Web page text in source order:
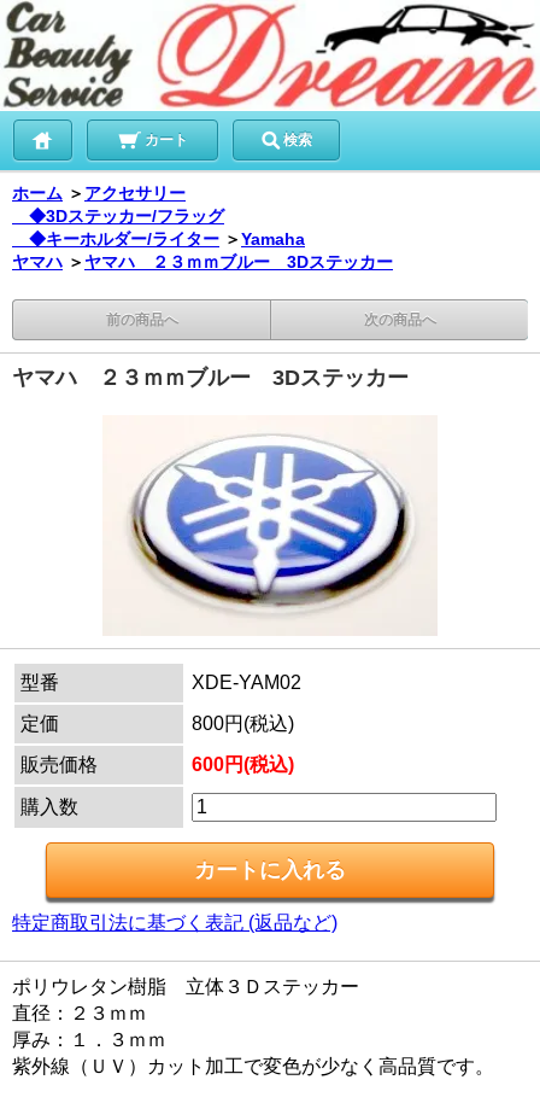
カート 検索
ホーム ＞ アクセサリー
◆3Dステッカー/フラッグ
◆キーホルダー/ライター ＞Yamaha
ヤマハ ＞ ヤマハ ２３ｍｍブルー 3Dステッカー
前の商品へ 次の商品へ
ヤマハ ２３ｍｍブルー 3Dステッカー
型番
XDE-YAM02
定価
800円(税込)
販売価格
600円(税込)
購入数
特定商取引法に基づく表記 (返品など)
ポリウレタン樹脂 立体３Ｄステッカー
直径：２３ｍｍ
厚み：１．３ｍｍ
紫外線（ＵＶ）カット加工で変色が少なく高品質です。